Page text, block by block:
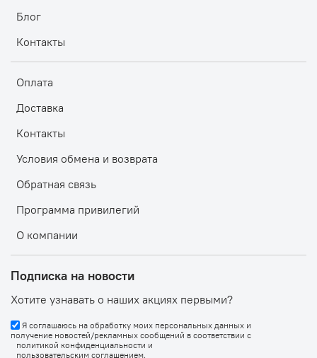
Блог
Контакты
Оплата
Доставка
Контакты
Условия обмена и возврата
Обратная связь
Программа привилегий
О компании
Подписка на новости
Хотите узнавать о наших акциях первыми?
Я соглашаюсь на обработку моих персональных данных и
получение новостей/рекламных сообщений в соответствии с
политикой конфиденциальности и
пользовательским соглашением.